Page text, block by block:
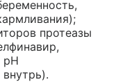
протеазы
pH